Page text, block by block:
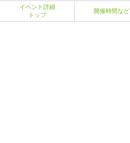
イベント詳細
トップ
開催時間など